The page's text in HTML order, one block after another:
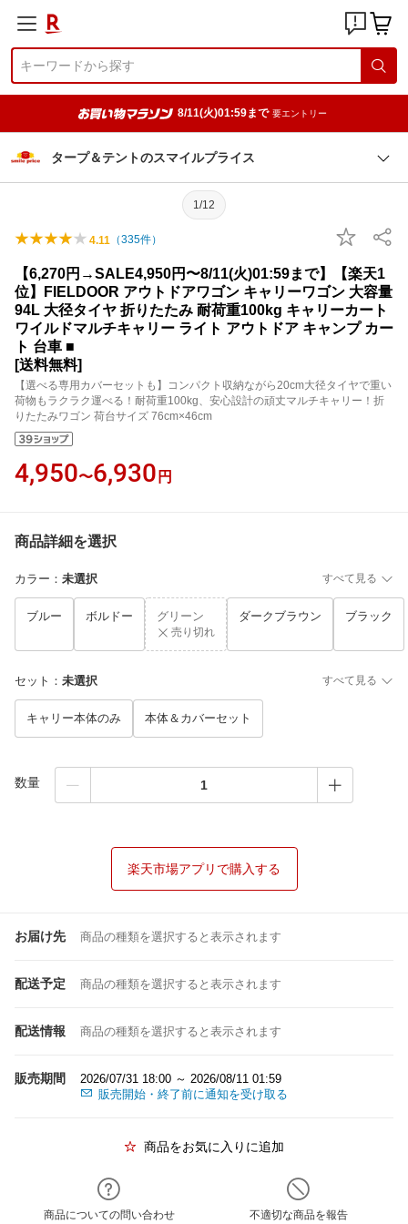
8/11(火)01:59まで 要エントリー
タープ＆テントのスマイルプライス
1/12
4.11 （335件）
【6,270円→SALE4,950円〜8/11(火)01:59まで】【楽天1
位】FIELDOOR アウトドアワゴン キャリーワゴン 大容量
94L 大径タイヤ 折りたたみ 耐荷重100kg キャリーカート
ワイルドマルチキャリー ライト アウトドア キャンプ カー
ト 台車 ■
[送料無料]
【選べる専用カバーセットも】コンパクト収納ながら20cm大径タイヤで重い
荷物もラクラク運べる！耐荷重100kg、安心設計の頑丈マルチキャリー！折
りたたみワゴン 荷台サイズ 76cm×46cm
4,950〜6,930 円
商品詳細を選択
カラー ： 未選択 すべて見る
ブルー ボルドー グリーン
売り切れ
ダークブラウン ブラック
セット ： 未選択 すべて見る
キャリー本体のみ 本体＆カバーセット
数量
楽天市場アプリで購入する
お届け先 商品の種類を選択すると表示されます
配送予定 商品の種類を選択すると表示されます
配送情報 商品の種類を選択すると表示されます
販売期間
2026/07/31 18:00 ～ 2026/08/11 01:59
販売開始・終了前に通知を受け取る
商品をお気に入りに追加
商品についての問い合わせ 不適切な商品を報告